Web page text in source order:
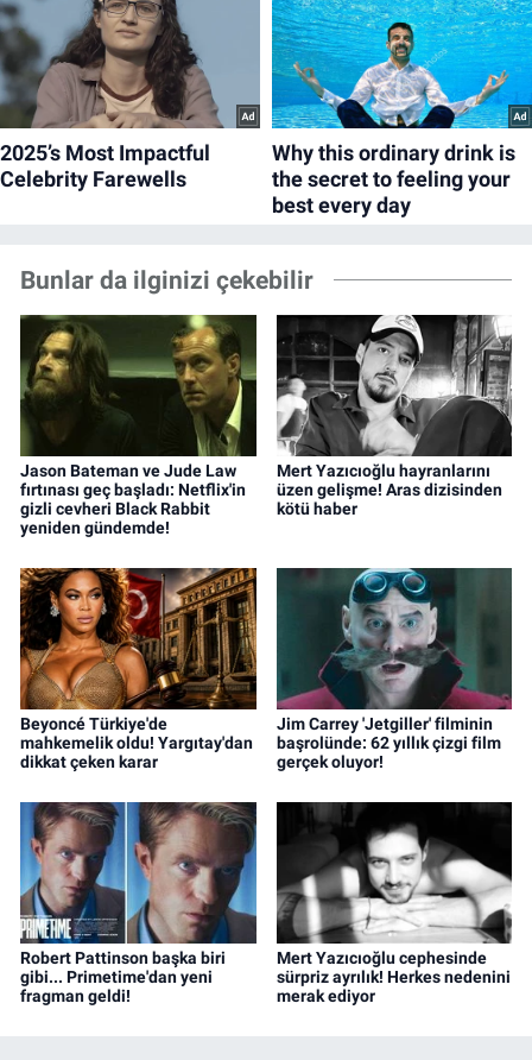
Bunlar da ilginizi çekebilir
Jason Bateman ve Jude Law
fırtınası geç başladı: Netflix'in
gizli cevheri Black Rabbit
yeniden gündemde!
Mert Yazıcıoğlu hayranlarını
üzen gelişme! Aras dizisinden
kötü haber
Beyoncé Türkiye'de
mahkemelik oldu! Yargıtay'dan
dikkat çeken karar
Jim Carrey 'Jetgiller' filminin
başrolünde: 62 yıllık çizgi film
gerçek oluyor!
Robert Pattinson başka biri
gibi... Primetime'dan yeni
fragman geldi!
Mert Yazıcıoğlu cephesinde
sürpriz ayrılık! Herkes nedenini
merak ediyor